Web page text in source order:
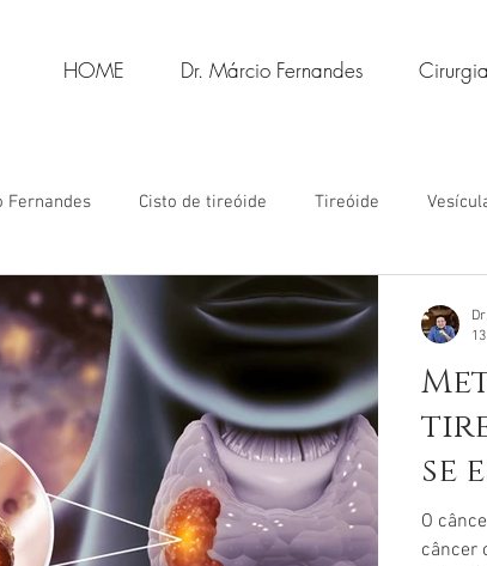
HOME Dr. Márcio Fernandes
Fernandes Cisto de tireóide Tireóide
Punção de nódulo de tireóide Nódulo de tireóide
se
O
câncer